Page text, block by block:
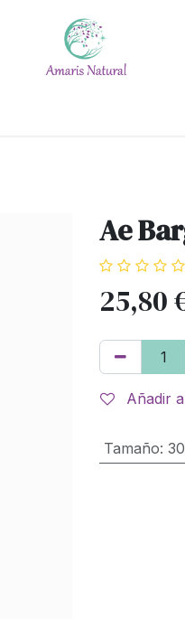
Ae
25,80
Añadir
Tamaño: